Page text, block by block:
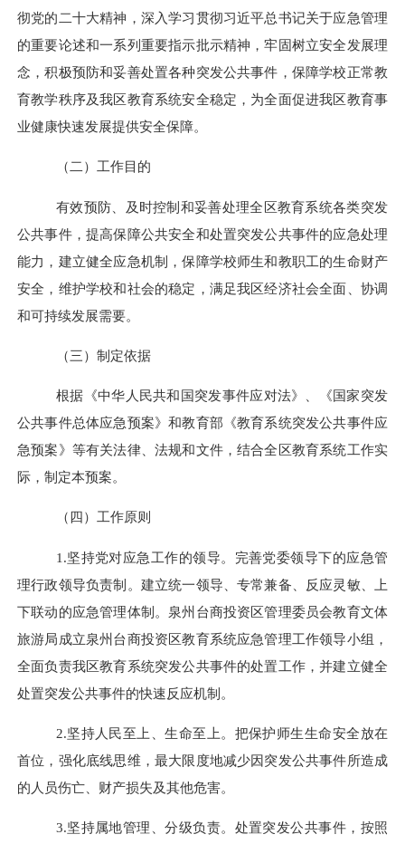
彻党的 二十大精神，深入学习贯彻习近平总书记关于应急管理
的重要论述和一系列重要指示批示精神，牢固树立安全发展理
念，积极预防和妥善处置各种突发公共事件，保障学校正常教
育教学秩序及我区教育系统安全稳定，为全面促进我区教育事
业健康快速发展提供安全保障。
（二）工作目的
有效预防、及时控制和妥善处理全区教育系统各类突发
公共事件，提高保障公共安全和处置突发公共事件的应急处理
能力，建立健全应急机制，保障学校师生和教职工的生命财产
安全，维护学校和社会的稳定，满足我区经济社会全面、协调
和可持续发展需要。
（三）制定依据
根据《中华人民共和国突发事件应对法》
《国家突发
公共事件总体应急预案》和教育部《教育系统突发公共事件应
急预案》等有关法律、法规和文件，结合全区教育系统工作实
际，制定本预案。
（四）工作原则
1.坚持党对应急工作的领导。完善党委领导下的应急管
理行政领导负责制。建立统一领导、专常兼备、反应灵敏、上
下联动的应急管理体制。 泉州台商投资区管理委员会教育文体
旅游局 成立泉州台商投资区教育系统应急管理工作领导小组，
全面负责我区教育系统突发公共事件的处置工作，并建立健全
处置突发公共事件的快速反应机制。
2.坚持人民至上、生命至上。把保护师生生命安全放在
首位，强化底线思维，最大限度地减少因突发公共事件所造成
的人员伤亡、财产损失及其他危害。
3.坚持属地管理、分级负责。处置突发公共事件，按照